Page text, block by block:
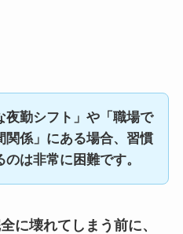
夜勤シフト」や「職場で
関係」にある場合、習慣
は非常に困難です。
に壊れてしまう前に、